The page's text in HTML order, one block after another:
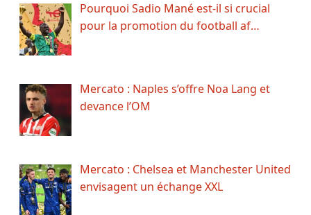
Pourquoi Sadio Mané est-il si crucial
pour la promotion du football af…
Mercato : Naples s’offre Noa Lang et
devance l’OM
Mercato : Chelsea et Manchester United
envisagent un échange XXL